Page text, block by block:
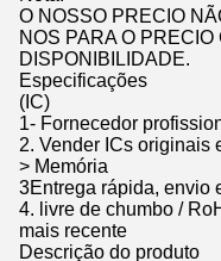
O NOSSO PRECIO
NOS PARA O PRECIO
DISPONIBILIDADE.
Especificações
(IC)
1- Fornecedor
2. Vender ICs originais
> Memória
3Entrega rápida, envio
4. livre de chumbo /
mais recente
Descrição do produto